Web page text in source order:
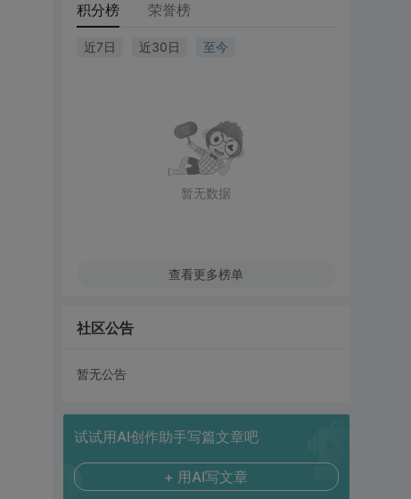
积分榜 荣誉榜
近7日 近30日 至今
暂无数据
查看更多榜单
社区公告
暂无公告
试试用AI创作助手写篇文章吧
+ 用AI写文章